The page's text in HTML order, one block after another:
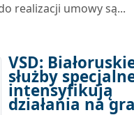
realizacji umowy są...
VSD:
służby
intensyfikują
działania na